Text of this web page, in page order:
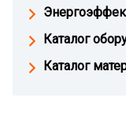
Каталог
Каталог